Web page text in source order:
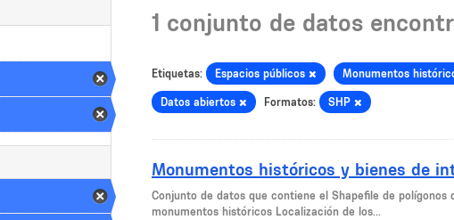
1 conjunto de datos
Etiquetas: Espacios públicos Monumentos
Datos abiertos Formatos: SHP
Monumentos históricos y bienes de
Conjunto de datos que contiene el Shapefile de
monumentos históricos Localización de los...